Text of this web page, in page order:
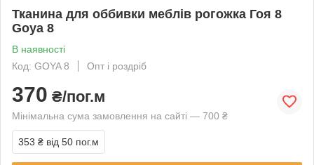
Тканина для оббивки меблів рогожка Гоя 8
Goya 8
В наявності
Код: GOYA 8
Опт і роздріб
370 ₴/пог.м
Мінімальна сума замовлення на сайті — 700 ₴
353 ₴ від 50 пог.м